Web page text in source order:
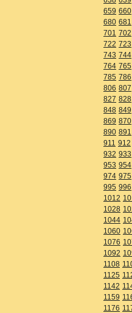
659 660
680 681
701 702
722 723
743 744
764 765
785 786
806 807
827 828
848 849
869 870
890 891
911 912
932 933
953 954
974 975
995 996
1012
1028
1044
1060
1076
1092
1108
1125
1142
1159
1176